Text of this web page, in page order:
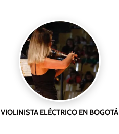
VIOLINISTA ELÉCTRICO EN BOGOTÁ